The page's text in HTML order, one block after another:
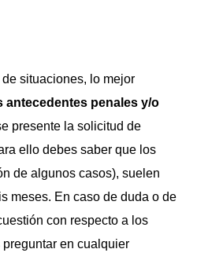
situaciones, lo mejor
antecedentes penales y/o
presente la solicitud de
ello debes saber que los
de algunos casos), suelen
meses. En caso de duda o de
con respecto a los
en cualquier